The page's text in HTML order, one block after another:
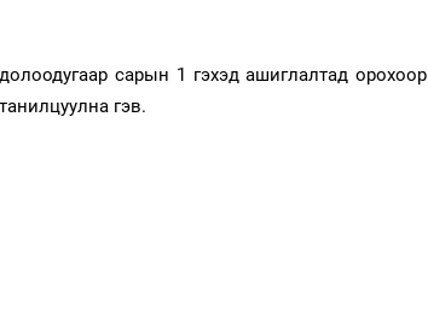
сарын 1 гэхэд ашиглалтад орохоор
гэв.